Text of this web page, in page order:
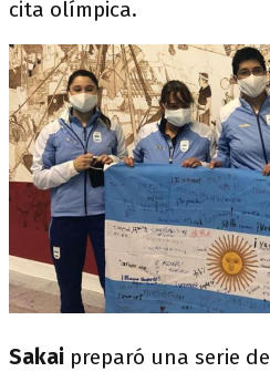
cita olímpica.
Sakai preparó una serie de